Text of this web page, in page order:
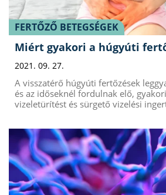
FERTŐZŐ BETEGSÉGEK
Miért gyakori a húgyúti
2021. 09. 27.
A visszatérő húgyúti fertőzések
és az időseknél fordulnak elő,
vizeletürítést és sürgető vizelési